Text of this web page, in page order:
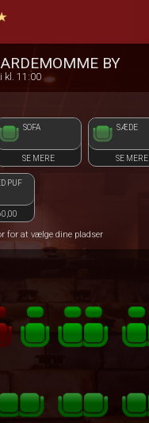
BY
kl. 11:00
SOFA
SE MERE
SÆDE
SE MERE
PUF
for at vælge dine pladser